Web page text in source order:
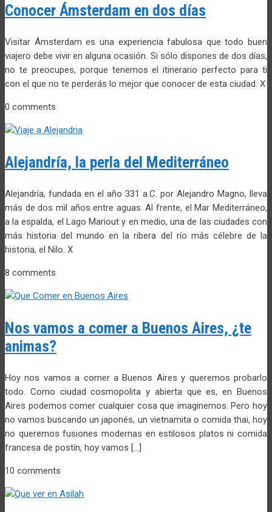
Conocer Ámsterdam en dos días
Visitar Ámsterdam es una experiencia fabulosa que todo buen
viajero debe vivir en alguna ocasión. Si sólo dispones de dos días,
no te preocupes, porque tenemos el itinerario perfecto para ti
con el que no te perderás lo mejor que conocer de esta ciudad. X
0 comments
Alejandría, la perla del Mediterráneo
Alejandría, fundada en el año 331 a.C. por Alejandro Magno, lleva
más de dos mil años entre aguas. Al frente, el Mar Mediterráneo,
a la espalda, el Lago Mariout y en medio, una de las ciudades con
más historia del mundo en la ribera del río más célebre de la
historia, el Nilo. X
8 comments
Nos vamos a comer a Buenos Aires, ¿te
animas?
Hoy nos vamos a comer a Buenos Aires y queremos probarlo
todo. Como ciudad cosmopolita y abierta que es, en Buenos
Aires podemos comer cualquier cosa que imaginemos. Pero hoy
no vamos buscando un japonés, un vietnamita o comida thai, hoy
no queremos fusiones modernas en estilosos platos ni comida
francesa de postín, hoy vamos […]
10 comments